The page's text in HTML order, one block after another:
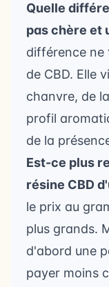
Quelle
pas chère et
différence ne
de CBD. Elle
chanvre, de
profil
de la
Est-ce plus
résine CBD
le prix au
plus grands.
d'abord une
payer moins